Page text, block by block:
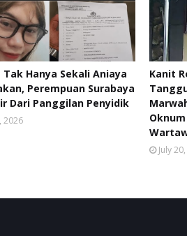
Tak Hanya Sekali Aniaya
Perempuan Surabaya
Dari Panggilan Penyidik
2026
Kanit
July